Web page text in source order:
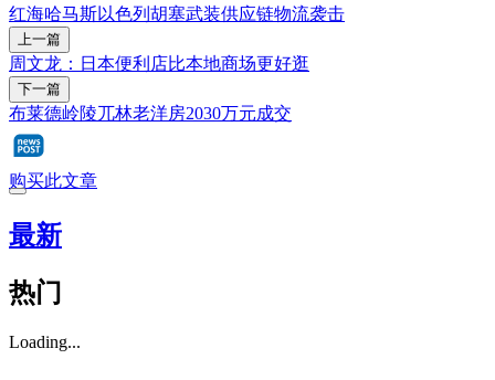
红海哈马斯以色列 胡塞武装供应链物流袭击
上一篇
周文龙：日本便利店比本地商场更好逛
下一篇
布莱德岭陵兀林老洋房2030万元成交
购买此文章
最新
热门
Loading...